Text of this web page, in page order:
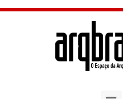
Skip to main content